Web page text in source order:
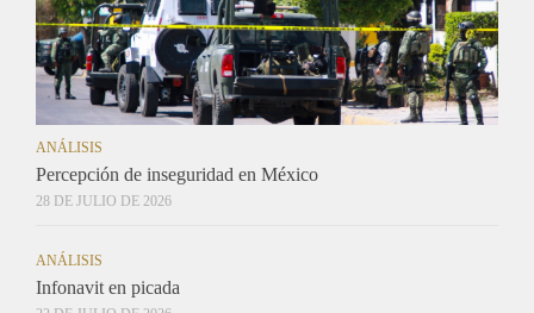
ANÁLISIS
Percepción de inseguridad en México
28 DE JULIO DE 2026
ANÁLISIS
Infonavit en picada